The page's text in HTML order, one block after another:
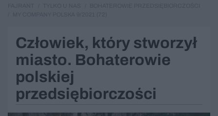
Człowiek, który stworzył
miasto. Bohaterowie
polskiej
przedsiębiorczości